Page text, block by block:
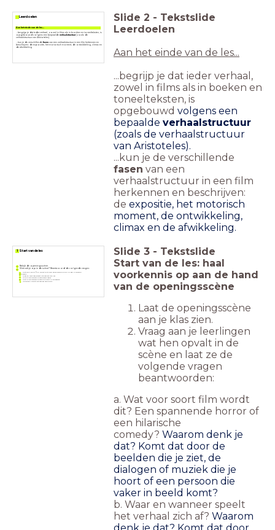
Aan het einde van de les...
...begrijp je dat ieder verhaal, zowel in films als in boeken en toneelteksten, is
opgebouwd volgens een bepaalde verhaalstructuur(zoals de
verhaalstructuur van Aristoteles).
...kun je de verschillende fasenvan een verhaalstructuur in een film herkennen en
beschrijven: de expositie, het motorisch moment, de ontwikkeling, climax en
de afwikkeling.
Leerdoelen Slide 2 - Tekstslide
Leerdoelen
Aan het einde van de les...
...begrijp je dat ieder verhaal,
zowel in films als in boeken en
toneelteksten, is
opgebouwd volgens een
bepaalde verhaalstructuur
(zoals de verhaalstructuur
van Aristoteles).
...kun je de verschillende
fasen van een
verhaalstructuur in een film
herkennen en beschrijven:
de expositie, het motorisch
moment, de ontwikkeling,
climax en de afwikkeling.
Bekijk de openingsscène.
Wat valt je op in de scène? Beantwoord de volgende vragen:
Wat voor soort film wordt dit? Een spannende horror of een hilarische
comedy?
Waar en wanneer speelt het verhaal zich af?
Wie is het belangrijkste personage?
Wat is het belangrijkste moment in de scène?
Hoe denk je dat het verhaal verloopt?
1 Start van de les Slide 3 - Tekstslide
Start van de les: haal
voorkennis op aan de hand
van de openingsscène
Laat de openingsscène
aan je klas zien.
Vraag aan je leerlingen
wat hen opvalt in de
scène en laat ze de
volgende vragen
beantwoorden:
a. Wat voor soort film wordt
dit? Een spannende horror of
een hilarische
comedy? Waarom denk je
dat? Komt dat door de
beelden die je ziet, de
dialogen of muziek die je
hoort of een persoon die
vaker in beeld komt?
b. Waar en wanneer speelt
het verhaal zich af? Waarom
denk je dat? Komt dat door